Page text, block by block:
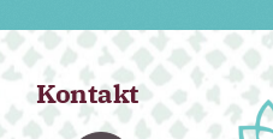
Kontakt